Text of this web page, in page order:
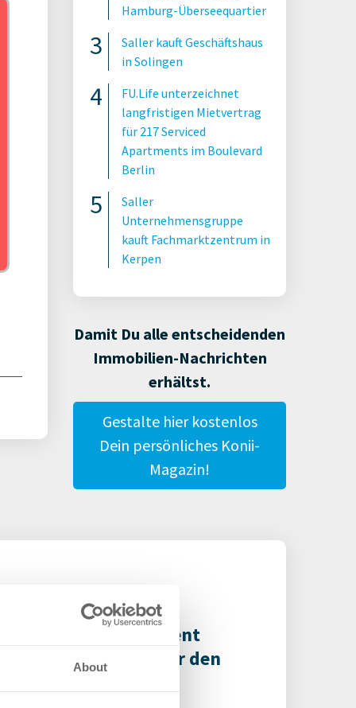
About
Hamburg-Überseequartier
Saller kauft Geschäftshaus
in Solingen
FU.Life unterzeichnet
langfristigen Mietvertrag
für 217 Serviced
Apartments im Boulevard
Berlin
Saller
Unternehmensgruppe
kauft Fachmarktzentrum in
Kerpen
Damit Du alle entscheidenden
Immobilien-Nachrichten
erhältst.
Gestalte hier kostenlos
Dein persönliches Konii-
Magazin!
Asset Management
ODDO BHF SE für den